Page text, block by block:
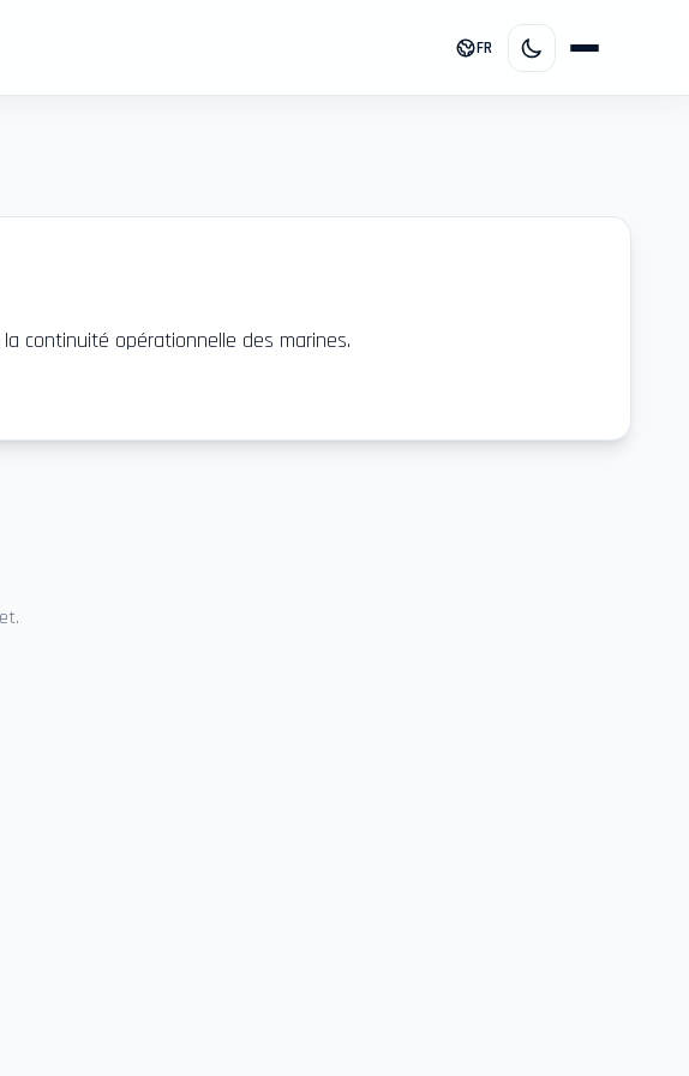
FR
continuité opérationnelle des marines.